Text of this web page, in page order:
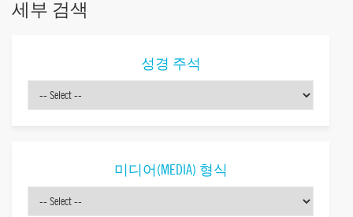
세부 검색
성경 주석
미디어(MEDIA) 형식